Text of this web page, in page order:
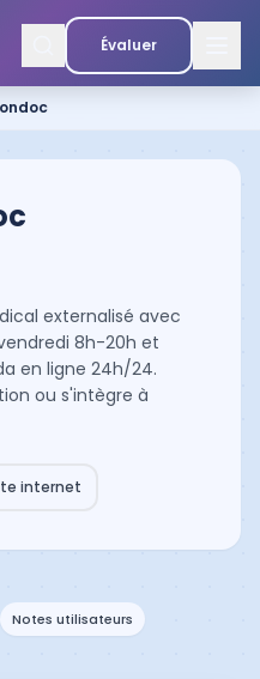
Évaluer
externalisé avec
8h-20h et
en ligne 24h/24.
ou s'intègre à
internet
Notes utilisateurs